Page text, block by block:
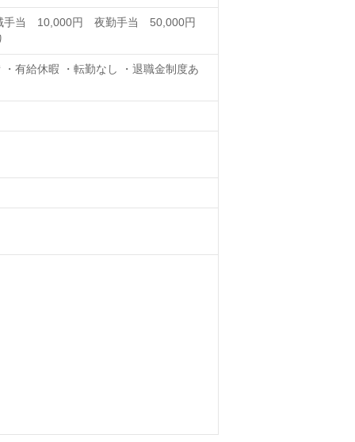
手当 10,000円 夜勤手当 50,000円
有給休暇 ・転勤なし ・退職金制度あ